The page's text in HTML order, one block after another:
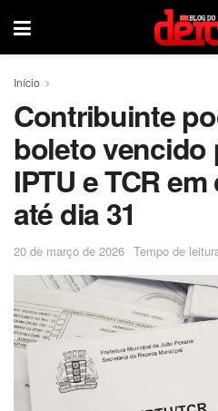
Início
Contribuinte
boleto vencido
IPTU e TCR
até dia 31
20 de março de 2026 Tempo de